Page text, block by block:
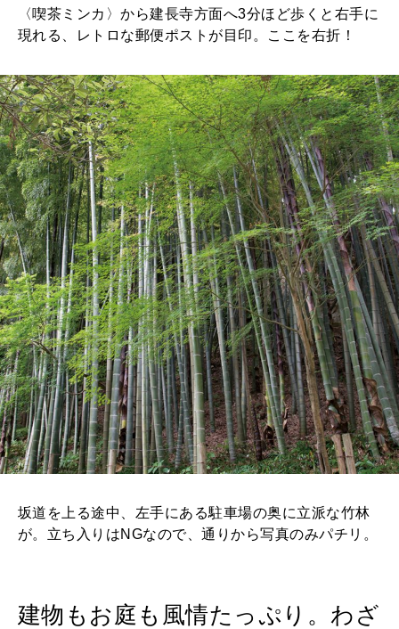
〈喫茶ミンカ〉から建長寺方面へ3分ほど歩くと右手に
現れる、レトロな郵便ポストが目印。ここを右折！
坂道を上る途中、左手にある駐車場の奥に立派な竹林
が。立ち入りはNGなので、通りから写真のみパチリ。
建物もお庭も風情たっぷり。わざ